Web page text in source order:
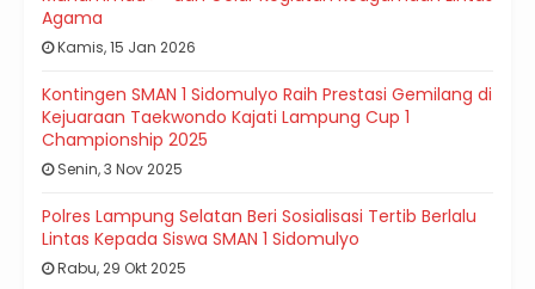
Agama
Kamis, 15 Jan 2026
Kontingen SMAN 1 Sidomulyo Raih Prestasi Gemilang di
Kejuaraan Taekwondo Kajati Lampung Cup 1
Championship 2025
Senin, 3 Nov 2025
Polres Lampung Selatan Beri Sosialisasi Tertib Berlalu
Lintas Kepada Siswa SMAN 1 Sidomulyo
Rabu, 29 Okt 2025